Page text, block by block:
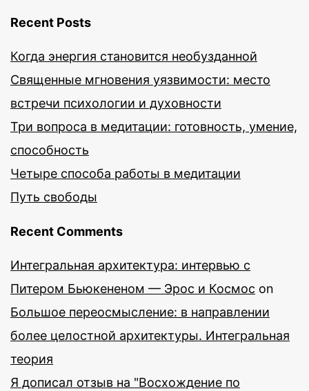
Recent Posts
Когда энергия становится необузданной
Священные мгновения уязвимости: место
встречи психологии и духовности
Три вопроса в медитации: готовность, умение,
способность
Четыре способа работы в медитации
Путь свободы
Recent Comments
Интегральная архитектура: интервью с
Питером Бьюкененом — Эрос и Космос on
Большое переосмысление: в направлении
более целостной архитектуры. Интегральная
теория
Я дописал отзыв на "Восхождение по